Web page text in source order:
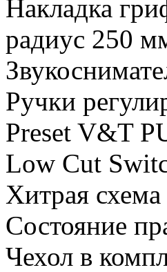
Накладка
радиус 250
Ручки
Preset V&T
Low Cut
Хитрая
Состояние
Чехол в